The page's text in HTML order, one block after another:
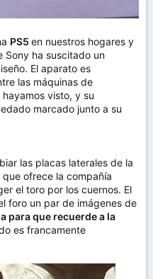
PS5 en nuestros hogares y
Sony ha suscitado un
El aparato es
las máquinas de
visto, y su
marcado junto a su
las placas laterales de la
ofrece la compañía
el toro por los cuernos. El
foro un par de imágenes de
para que recuerde a la
es francamente